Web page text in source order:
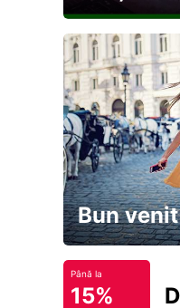
Bun
Până la
15%